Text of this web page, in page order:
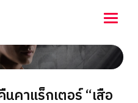
นคาแร็กเตอร์ “เสือ